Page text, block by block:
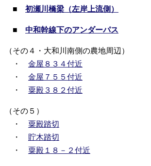
■ 初瀬川橋梁（左岸上流側）
■ 中和幹線下のアンダーパス
（その４・大和川南側の農地周辺）
・ 金屋８３４付近
・ 金屋７５５付近
・ 粟殿３８２付近
（その５）
・ 粟殿踏切
・ 貯木踏切
・ 粟殿１８－２付近